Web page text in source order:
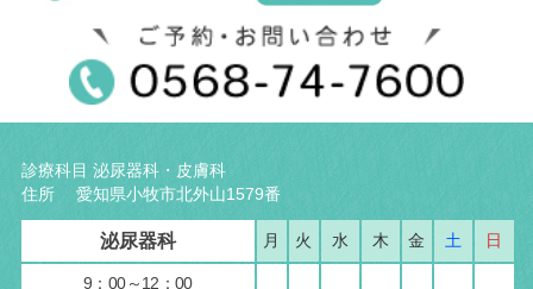
診療科目 泌尿器科・皮膚科
住所 愛知県小牧市北外山1579番
泌尿器科 月 火 水 木 金 土 日
9：00～12：00